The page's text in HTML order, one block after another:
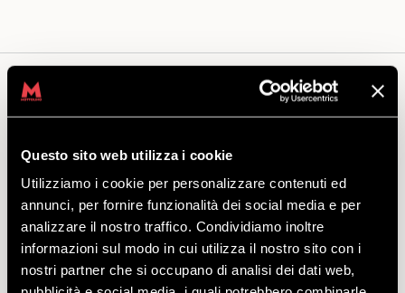
Questo sito web utilizza i cookie
Utilizziamo i cookie per personalizzare contenuti ed
annunci, per fornire funzionalità dei social media e per
analizzare il nostro traffico. Condividiamo inoltre
informazioni sul modo in cui utilizza il nostro sito con i
nostri partner che si occupano di analisi dei dati web,
Das könnte Sie auch interessieren...
DH COMMENCAL CLASH
JUNIOR 24
ENTDECKEN